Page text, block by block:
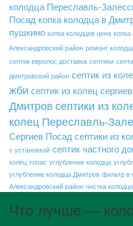
колодца Переславль-
Посад копка колодца в
пушкино копка колодцев цена копка
Александровский район ремонт
септик евролос доставка септики
дмитровский район септик из
жби септик из колец
Дмитров септики из
колец Переславль-
Сергиев Посад септики из
с установкой септик частного
колец топас углубление колодца
углубление колодца Дмитров фильтр в
Александровский район чистка
Что лучше —